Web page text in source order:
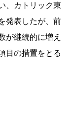
、カトリック東
発表したが、前
が継続的に増え
目の措置をとる